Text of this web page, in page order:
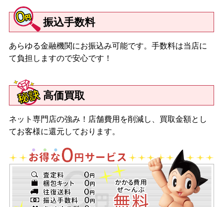
振込手数料
あらゆる金融機関にお振込み可能です。手数料は当店に
て負担しますので安心です！
高価買取
ネット専門店の強み！店舗費用を削減し、買取金額とし
てお客様に還元しております。